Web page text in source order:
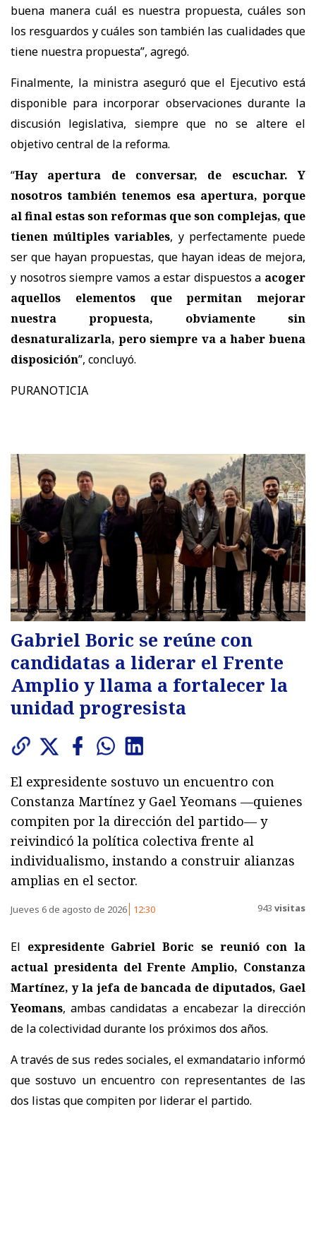
buena manera cuál es nuestra propuesta, cuáles son
los resguardos y cuáles son también las cualidades que
tiene nuestra propuesta”, agregó.
Finalmente, la ministra aseguró que el Ejecutivo está
disponible para incorporar observaciones durante la
discusión legislativa, siempre que no se altere el
objetivo central de la reforma.
“Hay apertura de conversar, de escuchar. Y
nosotros también tenemos esa apertura, porque
al final estas son reformas que son complejas, que
tienen múltiples variables, y perfectamente puede
ser que hayan propuestas, que hayan ideas de mejora,
y nosotros siempre vamos a estar dispuestos a acoger
aquellos elementos que permitan mejorar
nuestra propuesta, obviamente sin
desnaturalizarla, pero siempre va a haber buena
disposición”, concluyó.
PURANOTICIA
Gabriel Boric se reúne con
candidatas a liderar el Frente
Amplio y llama a fortalecer la
unidad progresista
El expresidente sostuvo un encuentro con
Constanza Martínez y Gael Yeomans —quienes
compiten por la dirección del partido— y
reivindicó la política colectiva frente al
individualismo, instando a construir alianzas
amplias en el sector.
Jueves 6 de agosto de 2026 12:30 943 visitas
El expresidente Gabriel Boric se reunió con la
actual presidenta del Frente Amplio, Constanza
Martínez, y la jefa de bancada de diputados, Gael
Yeomans, ambas candidatas a encabezar la dirección
de la colectividad durante los próximos dos años.
A través de sus redes sociales, el exmandatario informó
que sostuvo un encuentro con representantes de las
dos listas que compiten por liderar el partido.